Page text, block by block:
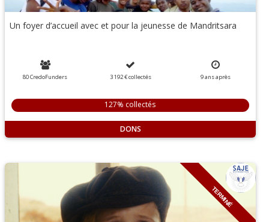
Un foyer d’accueil avec et pour la jeunesse de Mandritsara
80 CredoFunders 3 192 €collectés 9ansaprès
127% collectés
DONS
TERMINÉ